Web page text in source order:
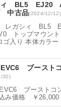
ィ BL5 EJ20
中古品(2024/12/12)
レガシィ BL5
トップマウン
入り 本体カラ
ブースト
30)
ブーストコ
み価格 ￥